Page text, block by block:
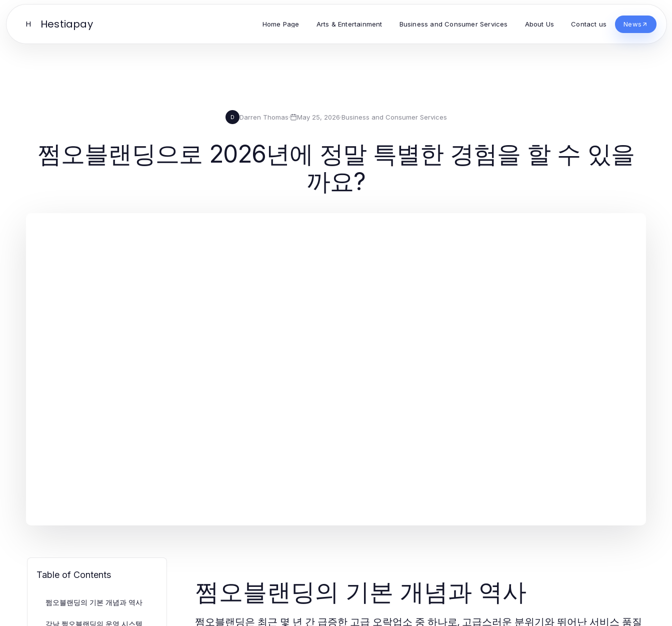
H Hestiapay Home Page Arts & Entertainment Business and Consumer Services About Us Contact us News
D Darren Thomas· May 25, 2026·Business and Consumer Services
쩜오블랜딩으로 2026년에 정말 특별한 경험을 할 수 있을
까요?
Table of Contents
쩜오블랜딩의 기본 개념과 역사
강남 쩜오블랜딩의 운영 시스템
쩜오블랜딩의 기본 개념과 역사
쩜오블랜딩은 최근 몇 년 간 급증한 고급 오락업소 중 하나로, 고급스러운 분위기와 뛰어난 서비스 품질